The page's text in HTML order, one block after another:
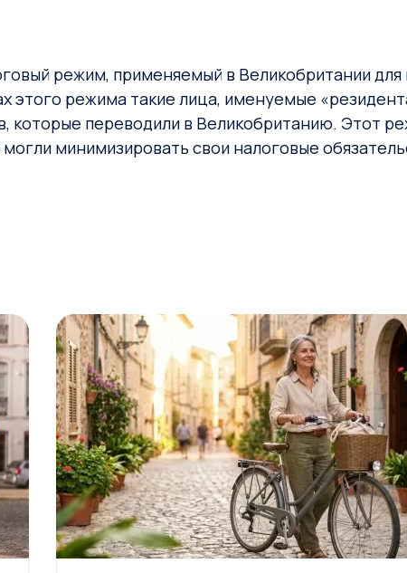
режим, применяемый в Великобритании
этого режима такие лица, именуемые
которые переводили в Великобританию. Этот
минимизировать свои налоговые